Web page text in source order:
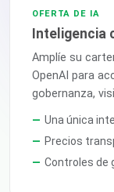
OFERTA DE IA
Inteligencia
Amplíe su
OpenAI para
gobernanza,
Una única
Precios
Controles de